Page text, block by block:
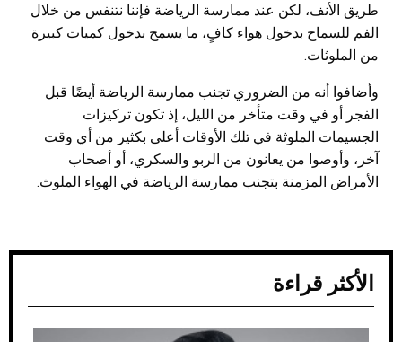
طريق الأنف، لكن عند ممارسة الرياضة فإننا نتنفس من خلال
الفم للسماح بدخول هواء كافٍ، ما يسمح بدخول كميات كبيرة
من الملوثات.
وأضافوا أنه من الضروري تجنب ممارسة الرياضة أيضًا قبل
الفجر أو في وقت متأخر من الليل، إذ تكون تركيزات
الجسيمات الملوثة في تلك الأوقات أعلى بكثير من أي وقت
آخر، وأوصوا من يعانون من الربو والسكري، أو أصحاب
الأمراض المزمنة بتجنب ممارسة الرياضة في الهواء الملوث.
الأكثر قراءة